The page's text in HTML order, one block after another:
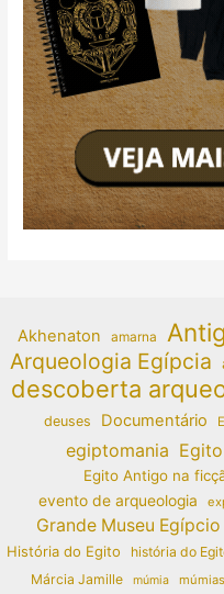
Akhenaton amarna
Arqueologia Egípcia
descoberta
deuses Documentário
egiptomania Egito
Egito Antigo na
evento de arqueologia
Grande Museu Egípcio
História do Egito
história do
Márcia Jamille múmia múmias